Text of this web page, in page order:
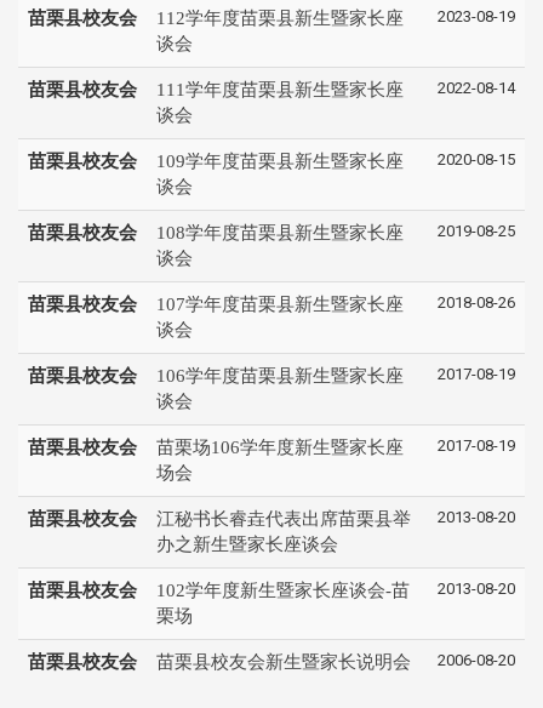
苗栗县校友会
112学年度苗栗县新生暨家长座
谈会
2023-08-19
苗栗县校友会
111学年度苗栗县新生暨家长座
谈会
2022-08-14
苗栗县校友会
109学年度苗栗县新生暨家长座
谈会
2020-08-15
苗栗县校友会
108学年度苗栗县新生暨家长座
谈会
2019-08-25
苗栗县校友会
107学年度苗栗县新生暨家长座
谈会
2018-08-26
苗栗县校友会
106学年度苗栗县新生暨家长座
谈会
2017-08-19
苗栗县校友会
苗栗场106学年度新生暨家长座
场会
2017-08-19
苗栗县校友会
江秘书长睿垚代表出席苗栗县举
办之新生暨家长座谈会
2013-08-20
苗栗县校友会
102学年度新生暨家长座谈会-苗
栗场
2013-08-20
苗栗县校友会 苗栗县校友会新生暨家长说明会 2006-08-20